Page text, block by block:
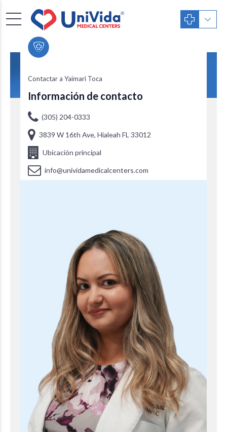
Yaimari Toca, APRN
Contactar a Yaimari Toca
Información de contacto
(305) 204-0333
3839 W 16th Ave, Hialeah FL 33012
Ubicación principal
info@unividamedicalcenters.com